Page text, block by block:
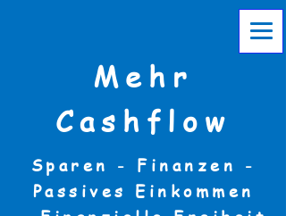
Mehr
Cashflow
Sparen - Finanzen -
Passives Einkommen